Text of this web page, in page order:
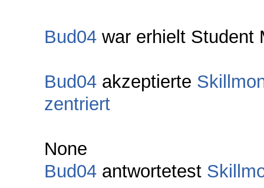
Bud04 war erhielt Student
Bud04 akzeptierte
zentriert
None
Bud04 antwortetest